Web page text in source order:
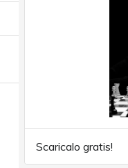
Scaricalo gratis!